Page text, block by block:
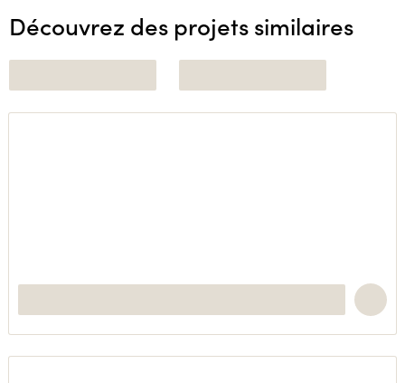
Découvrez des projets similaires